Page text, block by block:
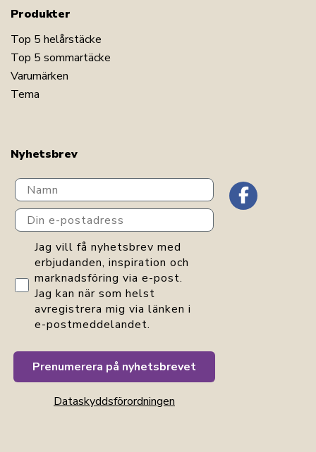
Produkter
Top 5 helårstäcke
Top 5 sommartäcke
Varumärken
Tema
Nyhetsbrev
Navn
Din e-postadress
GDPR consent
Jag vill få nyhetsbrev med
erbjudanden, inspiration och
marknadsföring via e-post.
Jag kan när som helst
avregistrera mig via länken i
e-postmeddelandet.
Prenumerera på nyhetsbrevet
Dataskyddsförordningen